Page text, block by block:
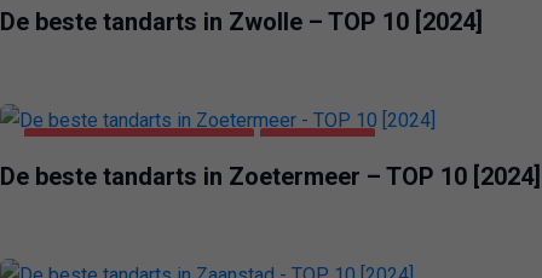
De beste tandarts in Zwolle – TOP 10 [2024]
De beste tandarts in Zoetermeer – TOP 10 [2024]